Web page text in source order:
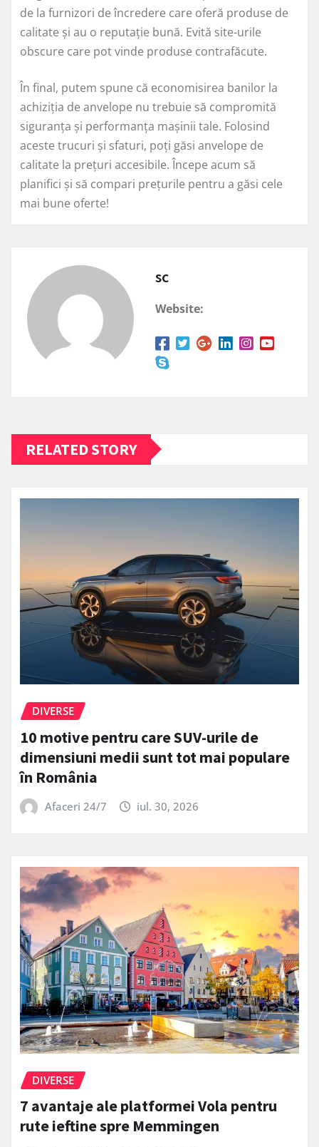
de la furnizori de încredere care oferă produse de
calitate și au o reputație bună. Evită site-urile
obscure care pot vinde produse contrafăcute.
În final, putem spune că economisirea banilor la
achiziția de anvelope nu trebuie să compromită
siguranța și performanța mașinii tale. Folosind
aceste trucuri și sfaturi, poți găsi anvelope de
calitate la prețuri accesibile. Începe acum să
planifici și să compari prețurile pentru a găsi cele
mai bune oferte!
sc
Website:
RELATED STORY
DIVERSE
10 motive pentru care SUV-urile de
dimensiuni medii sunt tot mai populare
în România
Afaceri 24/7 iul. 30, 2026
DIVERSE
7 avantaje ale platformei Vola pentru
rute ieftine spre Memmingen